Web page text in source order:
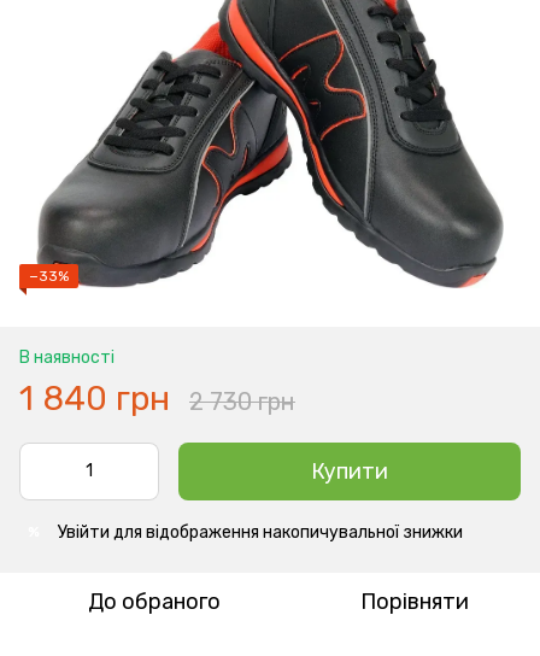
−33%
В наявності
1 840 грн 2 730 грн
Купити
Увійти для відображення накопичувальної знижки
До обраного Порівняти